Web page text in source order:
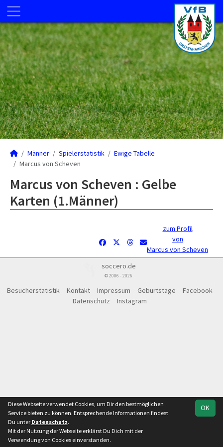
Männer Spielerstatistik
Ewige Tabelle
Marcus von Scheven
Marcus von Scheven : Gelbe
Karten (1.Männer)
zum Profil
von
Marcus von Scheven
soccero.de
© 2006 - 2026
Besucherstatistik Kontakt Impressum Geburtstage
Facebook
Datenschutz
Instagram
OK
Diese Webseite verwendet Cookies, um Dir den bestmöglichen
Service bieten zu können. Entsprechende Informationen findest
Du unter Datenschutz.
Mit der Nutzung der Webseite erklärst Du Dich mit der
Verwendung von Cookies einverstanden.